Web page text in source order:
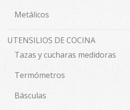
Metálicos
UTENSILIOS DE COCINA
Tazas y cucharas medidoras
Termómetros
Básculas